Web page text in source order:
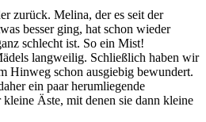
zurück. Melina, der es seit der
besser ging, hat schon wieder
schlecht ist. So ein Mist!
langweilig. Schließlich haben wir
Hinweg schon ausgiebig bewundert.
ein paar herumliegende
Äste, mit denen sie dann kleine